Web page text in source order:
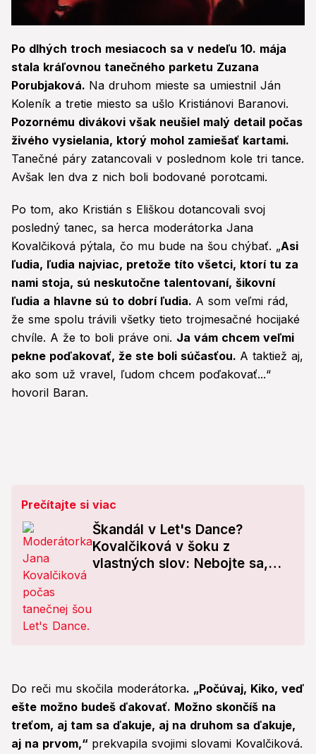
seconds
of
4
minutes,
17
seconds
Po dlhých troch mesiacoch sa v nedeľu 10. mája
stala kráľovnou tanečného parketu Zuzana
Porubjaková. Na druhom mieste sa umiestnil Ján
Koleník a tretie miesto sa ušlo Kristiánovi Baranovi.
Pozornému divákovi však neušiel malý detail počas
živého vysielania, ktorý mohol zamiešať kartami.
Tanečné páry zatancovali v poslednom kole tri tance.
Avšak len dva z nich boli bodované porotcami.
Po tom, ako Kristián s Eliškou dotancovali svoj
posledný tanec, sa herca moderátorka Jana
Kovalčiková pýtala, čo mu bude na šou chýbať. „Asi
ľudia, ľudia najviac, pretože títo všetci, ktorí tu za
nami stoja, sú neskutočne talentovaní, šikovní
ľudia a hlavne sú to dobrí ľudia. A som veľmi rád,
že sme spolu trávili všetky tieto trojmesačné hocijaké
chvíle. A že to boli práve oni. Ja vám chcem veľmi
pekne poďakovať, že ste boli súčasťou. A taktiež aj,
ako som už vravel, ľudom chcem poďakovať...“
hovoril Baran.
Prečítajte si viac
Škandál v Let's Dance?
Kovalčiková v šoku z
vlastných slov: Nebojte sa,
Do reči mu skočila moderátorka. „Počúvaj, Kiko, veď
ešte možno budeš ďakovať. Možno skončíš na
treťom, aj tam sa ďakuje, aj na druhom sa ďakuje,
aj na prvom,“ prekvapila svojimi slovami Kovalčiková.